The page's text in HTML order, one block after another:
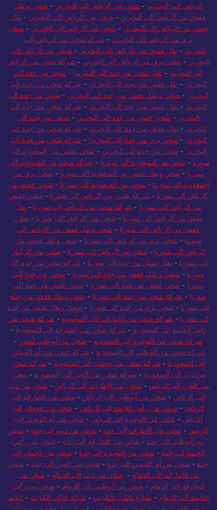
الرياض الى البحرين - شحن من الرياض الى البحرين - شحن و نقل
عفش من الرياض الي البحرين - شحن من الرياض الي البحرين - نقل
عفش من الرياض الى البحرين - شحن من الرياض الى البحرين - شحن
بري من الرياض الي البحرين - شركة شحن من الرياض الي
البحرين - نقل عفش من الرياض الى البحرين - شحن من الرياض الي
البحرين - شحن بري من الرياض الي البحرين - شركة شحن من الرياض
الي البحرين - نقل عفش من جدة الى البحرين - شحن من جدة الي
البحرين - نقل عفش من جدة الى البحرين - شركة شحن من جدة إلى
البحرين - شحن و نقل عفش من جدة الي البحرين - شحن من جدة الى
البحرين - نقل عفش من جدة الى البحرين - شركة شحن من جدة الي
البحرين - شحن عفش من جدة الي البحرين - شحن من جدة الى
البحرين - نقل عفش من جدة الى البحرين - شركة شحن من جدة الي
البحرين - شحن بري من جدة إلى البحرين - شركة شحن من جدة الي
البحرين - شحن من جدة الى البحرين - شحن عفش من السعودية الى
سوريا - شحن من السعودية الى سوريا - شركة شحن من السعودية الى
سوريا - شحن ونقل عفش من السعودية الي سوريا - شحن بري من
السعودية إلى سوريا - شحن من السعودية الى سوريا - شحن عفش من
الرياض الى سوريا - شركة شحن من الرياض الى سوريا - شحن عفش
من الرياض الي سوريا - شركة شحن من الرياض الي سوريا - نقل
عفش من الرياض الى سوريا - شحن من الرياض الى سوريا - شحن
عفش من الرياض الي سوريا - شحن ونقل عفش من الرياض الي
سوريا - شحن بري من الرياض إلى سوريا - شحن ونقل عفش من
الرياض الي سوريا - شحن من الرياض الى سوريا - شحن من الرياض
الى سوريا - نقل عفش من جدة الى سوريا - شركة شحن من جدة الى
سوريا - شحن و نقل عفش من جدة الى سوريا - شحن من جدة الى
سوريا - شحن عفش من جدة الى سوريا - شحن عفش من جدة الي
سوريا - شركة شحن من جدة الي سوريا - شحن ونقل عفش من جدة
الي سوريا - شحن بري من جدة إلى سوريا - شحن ونقل عفش من جدة
الي سوريا - شركة شحن من الإمارات إلى السعودية - شركة شحن من
رأس الخيمة إلى السعودية - شركة شحن من الشارقة إلى السعودية -
شركة شحن من الفجيرة إلى السعودية - شحن من أبوظبي لمصر -
شركة شحن من أبوظبي إلى السعودية - شركة شحن من أم القيوين
إلى السعودية - شركة شحن من عجمان إلى السعودية - شركة شحن
من دبي إلى السعودية - شركة شحن من العين إلى السعودية - شحن
من العين إلى الرياض - شحن من الإمارات إلى الرياض - شحن من دبي
إلى الرياض - شحن من أبوظبي إلى الرياض - شحن من الشارقة إلى
الرياض - شحن من رأس الخيمة إلى الرياض - شحن من عجمان إلى
الرياض - شحن من الفجيرة إلى الرياض - شحن من أم القيوين إلى
الرياض - شحن من الإمارات إلى جدة - شحن من دبي إلى جدة - شحن
من أبوظبي إلى جدة - شحن من الشارقة إلى جدة - شحن من رأس
الخيمة الى جدة - شحن من الفجيرة إلى جدة - شحن من عجمان إلى
جدة - شحن من أم القيوين إلى جدة - شحن من العين إلى جدة - شحن
من الإمارات إلى الدمام - شحن من دبي إلى الدمام - شحن من
الشارقة إلى الدمام - شحن من أبوظبي إلى الدمام - شحن من رأس
الخيمة إلى الدمام -تصليح تانكي بالكويت - صيانة تانكي الكويت -تلحيم